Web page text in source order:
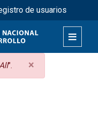
de usuarios
×
".